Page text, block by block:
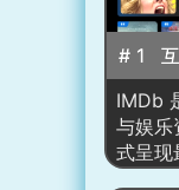
# 1
IMDb
与娱乐
式呈现